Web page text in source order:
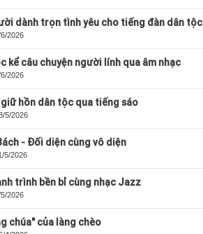
dành trọn tình yêu cho tiếng đàn dân tộc
2026
kể câu chuyện người lính qua âm nhạc
2026
hồn dân tộc qua tiếng sáo
5/2026
- Đối diện cùng vô diện
5/2026
trình bền bỉ cùng nhạc Jazz
2026
chúa" của làng chèo